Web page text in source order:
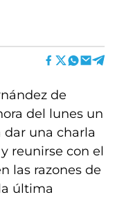
de
del lunes un
una charla
reunirse con el
las razones de
última